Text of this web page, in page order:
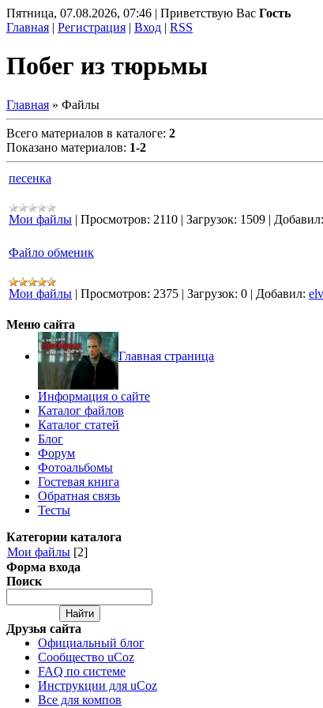
Пятница, 07.08.2026, 07:46 | Приветствую Вас Гость
Главная | Регистрация | Вход | RSS
Побег из тюрьмы
Главная » Файлы
Всего материалов в каталоге: 2
Показано материалов: 1-2
песенка
Мои файлы | Просмотров: 2110 | Загрузок: 1509 | Добавил:
Файло обменик
Мои файлы | Просмотров: 2375 | Загрузок: 0 | Добавил:
Меню сайта
Главная страница
Информация о сайте
Каталог файлов
Каталог статей
Блог
Форум
Фотоальбомы
Гостевая книга
Обратная связь
Тесты
Категории каталога
Мои файлы [2]
Форма входа
Поиск
Друзья сайта
Официальный блог
Сообщество uCoz
FAQ по системе
Инструкции для uCoz
Все для компов